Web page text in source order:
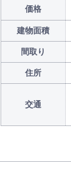
価格
建物面積
間取り
住所
交通